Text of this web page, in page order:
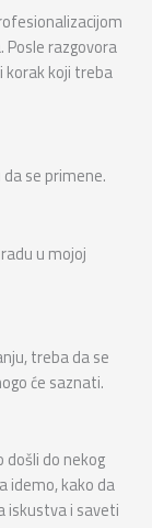
razgovora
korak koji treba
se primene.
u mojoj
treba da se
će saznati.
došli do nekog
idemo, kako da
iskustva i saveti